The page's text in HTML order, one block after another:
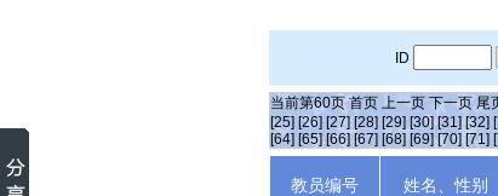
ID
当前第60页 首页 上一页 下一页 尾
[25] [26] [27] [28] [29] [30] [31] [32]
[64] [65] [66] [67] [68] [69] [70] [71]
教员编号 姓名、性别